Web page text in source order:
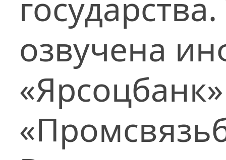
озвучена